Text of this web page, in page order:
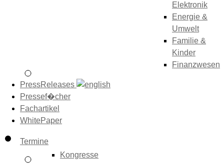
Elektronik
Energie &
Umwelt
Familie &
Kinder
Finanzwesen
PressReleases
Pressef�cher
Fachartikel
WhitePaper
Termine
Kongresse